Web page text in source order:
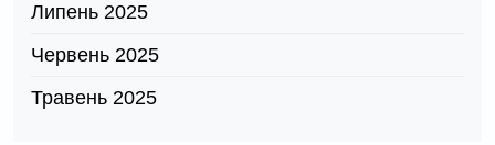
Липень 2025
Червень 2025
Травень 2025